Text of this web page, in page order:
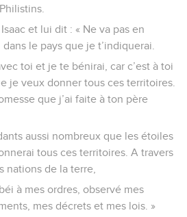
et lui dit : « Ne va pas en
le pays que je t’indiquerai.
toi et je te bénirai, car c’est à toi
je veux donner tous ces territoires.
que j’ai faite à ton père
aussi nombreux que les étoiles
tous ces territoires. A travers
nations de la terre,
à mes ordres, observé mes
mes décrets et mes lois. »